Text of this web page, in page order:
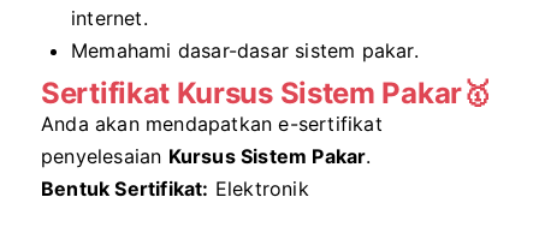
internet.
Memahami dasar-dasar sistem pakar.
Sertifikat Kursus Sistem Pakar🥇
Anda akan mendapatkan e-sertifikat
penyelesaian Kursus Sistem Pakar.
Bentuk Sertifikat: Elektronik